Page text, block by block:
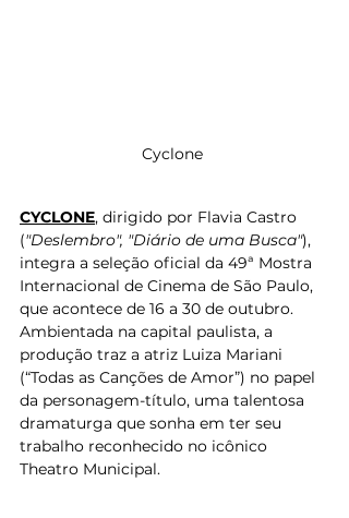
Cyclone
CYCLONE, dirigido por Flavia Castro
("Deslembro", "Diário de uma Busca"),
integra a seleção oficial da 49ª Mostra
Internacional de Cinema de São Paulo,
que acontece de 16 a 30 de outubro.
Ambientada na capital paulista, a
produção traz a atriz Luiza Mariani
(“Todas as Canções de Amor”) no papel
da personagem-título, uma talentosa
dramaturga que sonha em ter seu
trabalho reconhecido no icônico
Theatro Municipal.